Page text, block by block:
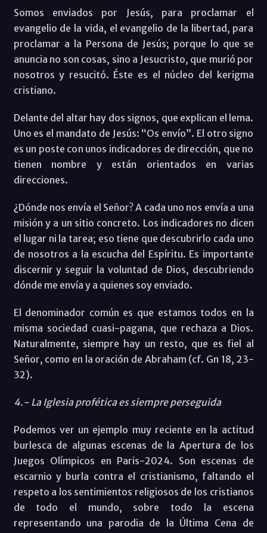
Somos enviados por Jesús, para proclamar el
evangelio de la vida, el evangelio de la libertad, para
proclamar a la Persona de Jesús; porque lo que se
anuncia no son cosas, sino a Jesucristo, que murió por
nosotros y resucitó. Éste es el núcleo del kerigma
cristiano.
Delante del altar hay dos signos, que explican el lema.
Uno es el mandato de Jesús: “Os envío”. El otro signo
es un poste con unos indicadores de dirección, que no
tienen nombre y están orientados en varias
direcciones.
¿Dónde nos envía el Señor? A cada uno nos envía a una
misión y a un sitio concreto. Los indicadores no dicen
el lugar ni la tarea; eso tiene que descubrirlo cada uno
de nosotros a la escucha del Espíritu. Es importante
discernir y seguir la voluntad de Dios, descubriendo
dónde me envía y a quienes soy enviado.
El denominador común es que estamos todos en la
misma sociedad cuasi-pagana, que rechaza a Dios.
Naturalmente, siempre hay un resto, que es fiel al
Señor, como en la oración de Abraham (cf. Gn 18, 23-
32).
4.- La Iglesia profética es siempre perseguida
Podemos ver un ejemplo muy reciente en la actitud
burlesca de algunas escenas de la Apertura de los
Juegos Olímpicos en Paris-2024. Son escenas de
escarnio y burla contra el cristianismo, faltando el
respeto a los sentimientos religiosos de los cristianos
de todo el mundo, sobre todo la escena
representando una parodia de la Última Cena de